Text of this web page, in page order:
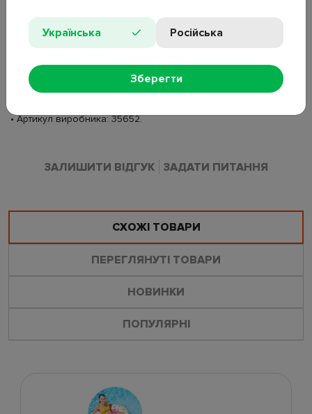
займає мало місця.
• Тип товару: надувний круг;
• Розмір: 94 см;
• Додатково: ручки;
• Артикул виробника: 35652.
ЗАЛИШИТИ ВІДГУК ЗАДАТИ ПИТАННЯ
СХОЖІ ТОВАРИ
ПЕРЕГЛЯНУТІ ТОВАРИ
НОВИНКИ
ПОПУЛЯРНІ
Українська Російська
Зберегти